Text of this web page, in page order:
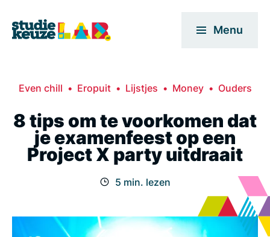
Menu
Even chill Eropuit Lijstjes Money Ouders
8 tips om te voorkomen dat
je examenfeest op een
Project X party uitdraait
5 min. lezen